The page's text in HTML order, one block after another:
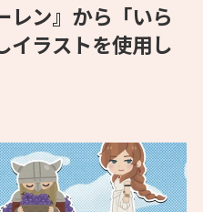
レン』から「いら
イラストを使用し